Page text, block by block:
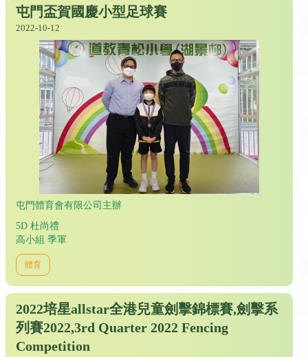
屯門盃賀國慶小型足球賽
2022-10-12
屯門體育會有限公司主辦
5D 杜尚禮
高小組 季軍
體育
2022培星allstar全港兒童劍擊錦標賽,劍擊系
列賽2022,3rd Quarter 2022 Fencing
Competition